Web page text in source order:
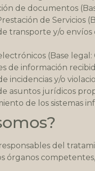
de documentos
de Servicios
transporte y/o
(Base
de información
incidencias y/o
asuntos jurídicos
de los sistemas
del
órganos